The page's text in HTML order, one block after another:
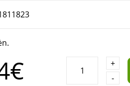
+
-